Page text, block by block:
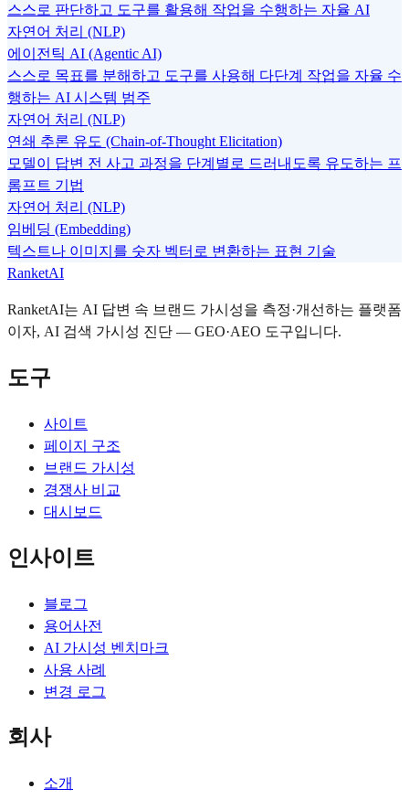
스스로 판단하고 도구를 활용해 작업을 수행하는 자율 AI
자연어 처리 (NLP)
에이전틱 AI (Agentic AI)
스스로 목표를 분해하고 도구를 사용해 다단계 작업을 자율 수
행하는 AI 시스템 범주
자연어 처리 (NLP)
연쇄 추론 유도 (Chain-of-Thought Elicitation)
모델이 답변 전 사고 과정을 단계별로 드러내도록 유도하는 프
롬프트 기법
자연어 처리 (NLP)
임베딩 (Embedding)
텍스트나 이미지를 숫자 벡터로 변환하는 표현 기술
RanketAI
RanketAI는 AI 답변 속 브랜드 가시성을 측정·개선하는 플랫폼
이자, AI 검색 가시성 진단 — GEO·AEO 도구입니다.
도구
사이트
페이지 구조
브랜드 가시성
경쟁사 비교
대시보드
인사이트
블로그
용어사전
AI 가시성 벤치마크
사용 사례
변경 로그
회사
소개